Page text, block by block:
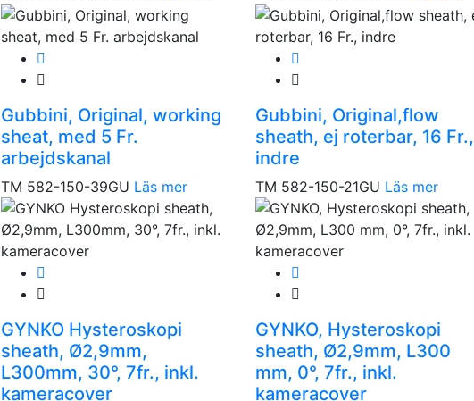
Gubbini, Original, working
sheat, med 5 Fr.
arbejdskanal
TM 582-150-39GU Läs mer
Gubbini, Original,flow
sheath, ej roterbar, 16 Fr.,
indre
TM 582-150-21GU Läs mer
GYNKO Hysteroskopi
sheath, Ø2,9mm,
L300mm, 30°, 7fr., inkl.
kameracover
GYNKO, Hysteroskopi
sheath, Ø2,9mm, L300
mm, 0°, 7fr., inkl.
kameracover